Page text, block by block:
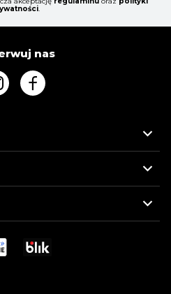
.
nas